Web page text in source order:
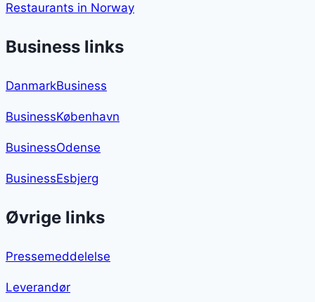
Restaurants in Norway
Business links
DanmarkBusiness
BusinessKøbenhavn
BusinessOdense
BusinessEsbjerg
Øvrige links
Pressemeddelelse
Leverandør